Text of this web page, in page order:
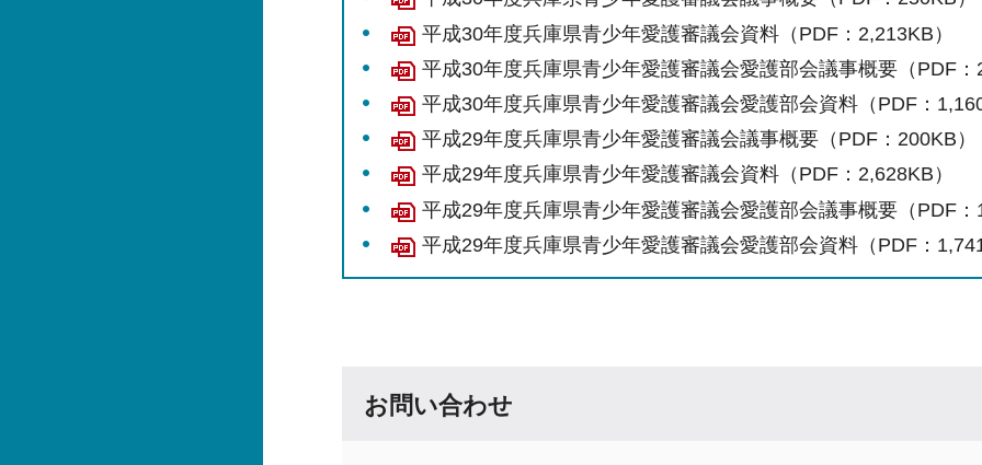
平成30年度兵庫県青少年愛護審議会資料（PDF：2,213KB）
平成30年度兵庫県青少年愛護審議会愛護部会議事概要（PDF：
平成30年度兵庫県青少年愛護審議会愛護部会資料（PDF：
平成29年度兵庫県青少年愛護審議会議事概要（PDF：200KB）
平成29年度兵庫県青少年愛護審議会資料（PDF：2,628KB）
平成29年度兵庫県青少年愛護審議会愛護部会議事概要（PDF：
平成29年度兵庫県青少年愛護審議会愛護部会資料（PDF：
お問い合わせ